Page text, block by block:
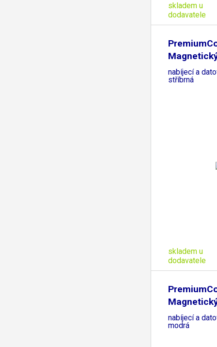
skladem u
dodavatele
a USB-C
nabíjecí a
stříbrná
skladem u
dodavatele
a USB-C
nabíjecí a
modrá